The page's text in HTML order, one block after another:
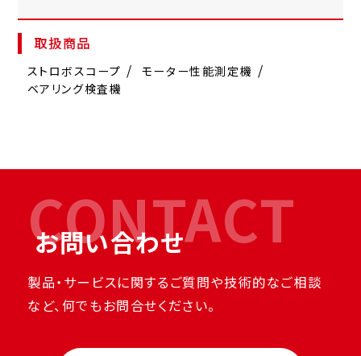
取扱商品
ストロボスコープ
モーター性能測定機
ベアリング検査機
CONTACT
お問い合わせ
製品・サービスに関するご質問や技術的なご相談
など、何でもお問合せください。